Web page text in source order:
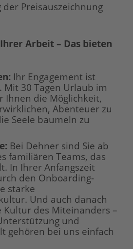
Preisauszeichnung
Arbeit – Das bieten
: Ihr Engagement ist
Mit 30 Tagen Urlaub im
Ihnen die Möglichkeit,
Abenteuer zu
Seele baumeln zu
Bei Dehner sind Sie ab
familiären Teams, das
In Ihrer Anfangszeit
den Onboarding-
starke
Und auch danach
Kultur des Miteinanders –
und
gehören bei uns einfach